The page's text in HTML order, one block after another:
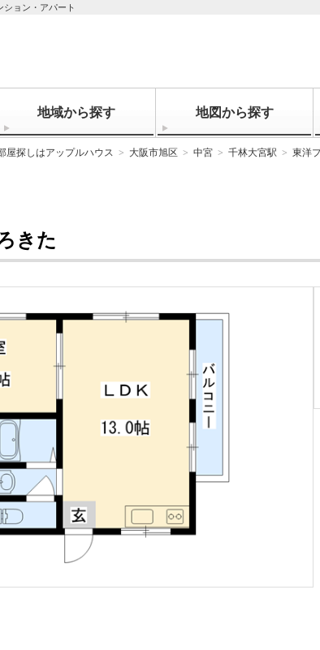
ョン・アパート
地域から探す 地図から探す
屋探しはアップルハウス 大阪市旭区 中宮 千林大宮駅 東洋
きた